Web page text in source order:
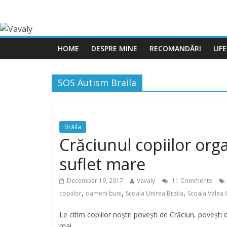
HOME DESPRE MINE RECOMANDĂRI
SOS Autism Braila
Brăila
Crăciunul copiilor
suflet mare
December 19, 2017 Vavaly 11 Comments
copiilor, oameni buni, Scoala Unirea Braila, Scoala Valea
Le citim copiilor noștri povești de Crăciun, povești